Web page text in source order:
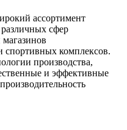
ассортимент
сфер
комплексов.
производства,
и эффективные